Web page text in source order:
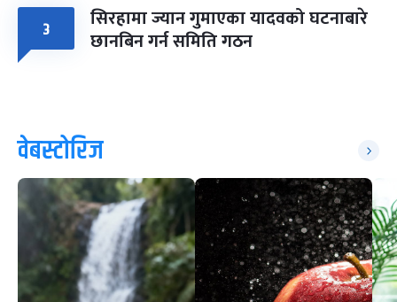
३ सिरहामा ज्यान गुमाएका यादवको घटनाबारे
छानबिन गर्न समिति गठन
वेबस्टोरिज